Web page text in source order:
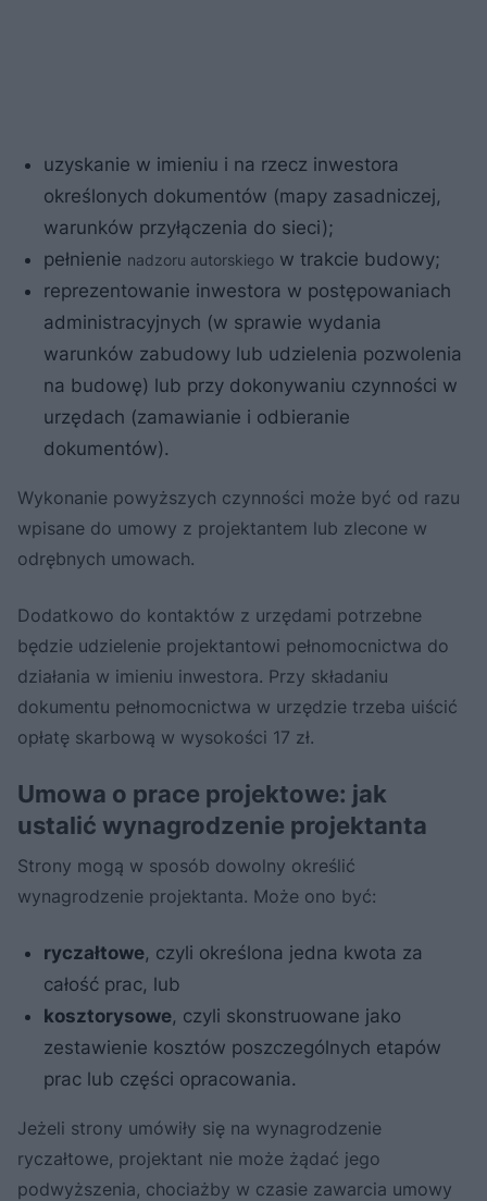
uzyskanie w imieniu i na rzecz inwestora
określonych dokumentów (mapy zasadniczej,
warunków przyłączenia do sieci);
pełnienie nadzoru autorskiego w trakcie budowy;
reprezentowanie inwestora w postępowaniach
administracyjnych (w sprawie wydania
warunków zabudowy lub udzielenia pozwolenia
na budowę) lub przy dokonywaniu czynności w
urzędach (zamawianie i odbieranie
dokumentów).
Wykonanie powyższych czynności może być od razu
wpisane do umowy z projektantem lub zlecone w
odrębnych umowach.
Dodatkowo do kontaktów z urzędami potrzebne
będzie udzielenie projektantowi pełnomocnictwa do
działania w imieniu inwestora. Przy składaniu
dokumentu pełnomocnictwa w urzędzie trzeba uiścić
opłatę skarbową w wysokości 17 zł.
Umowa o prace projektowe: jak
ustalić wynagrodzenie projektanta
Strony mogą w sposób dowolny określić
wynagrodzenie projektanta. Może ono być:
ryczałtowe, czyli określona jedna kwota za
całość prac, lub
kosztorysowe, czyli skonstruowane jako
zestawienie kosztów poszczególnych etapów
prac lub części opracowania.
Jeżeli strony umówiły się na wynagrodzenie
ryczałtowe, projektant nie może żądać jego
podwyższenia, chociażby w czasie zawarcia umowy